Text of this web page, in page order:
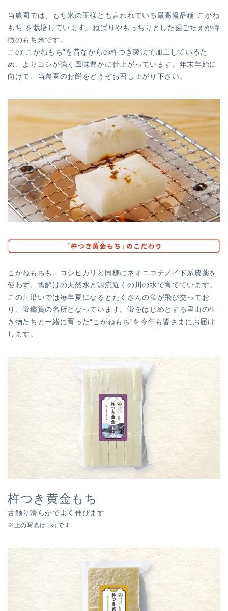
当農園では、もち米の王様とも言われている最高級品種“こがね
もち”を栽培しています。ねばりやもっちりとした歯ごたえが特
徴のもち米です。
この“こがねもち”を昔ながらの杵つき製法で加工しているた
め、よりコシが強く風味豊かに仕上がっています。年末年始に
向けて、当農園のお餅をどうぞお召し上がり下さい。
こがねもちも、コシヒカリと同様にネオニコチノイド系農薬を
使わず、雪解けの天然水と源流近くの川の水で育てています。
この川沿いでは毎年夏になるとたくさんの蛍が飛び交ってお
り、蛍鑑賞の名所となっています。蛍をはじめとする里山の生
き物たちと一緒に育った“こがねもち”を今年も皆さまにお届け
します。
杵つき黄金もち
舌触り滑らかでよく伸びます
※上の写真は1kgです